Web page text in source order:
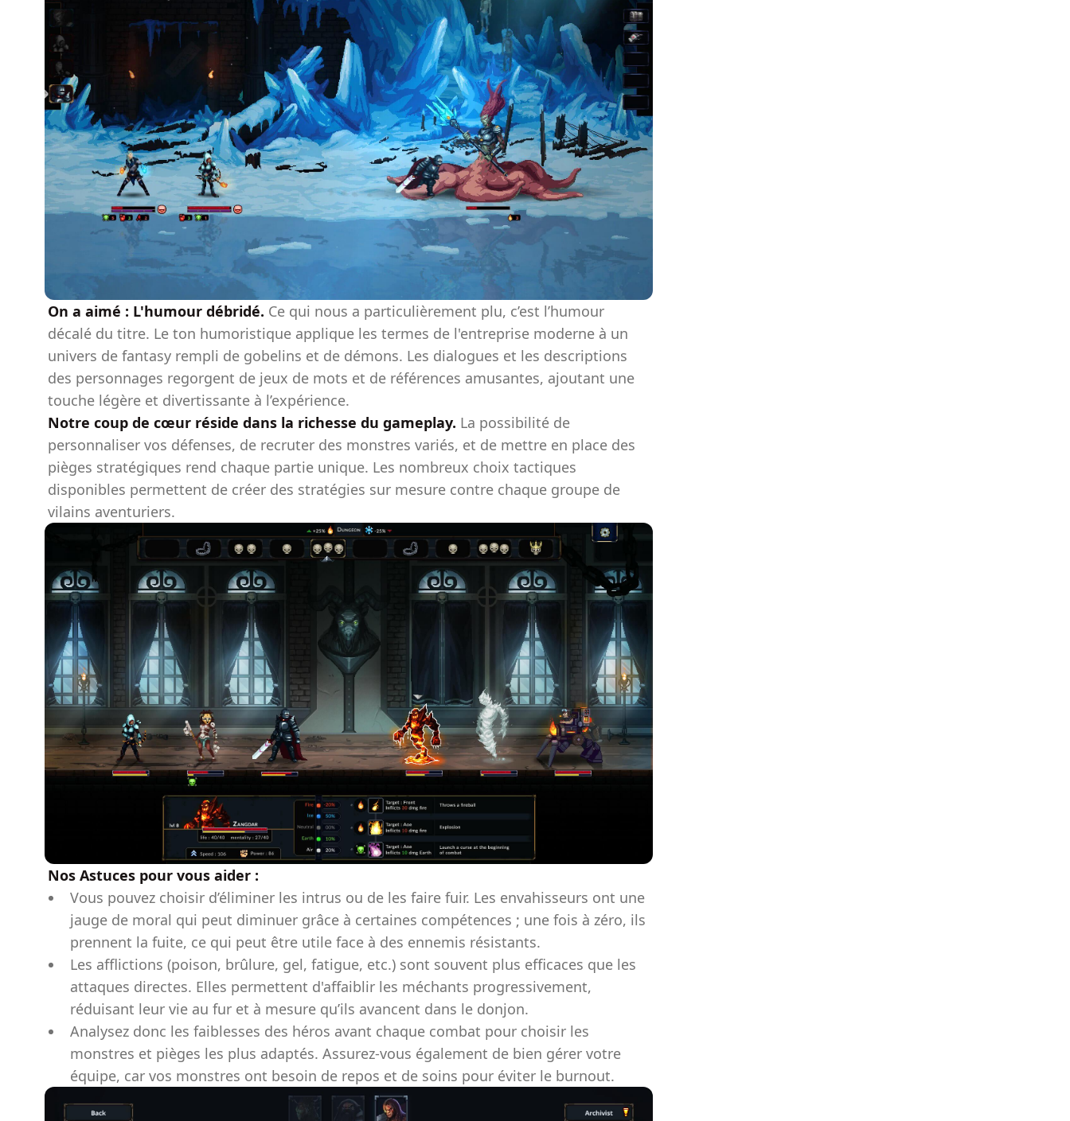
On a aimé : L'humour débridé. Ce qui nous a particulièrement plu, c’est l’humour
décalé du titre. Le ton humoristique applique les termes de l'entreprise moderne à un
univers de fantasy rempli de gobelins et de démons. Les dialogues et les descriptions
des personnages regorgent de jeux de mots et de références amusantes, ajoutant une
touche légère et divertissante à l’expérience.
Notre coup de cœur réside dans la richesse du gameplay. La possibilité de
personnaliser vos défenses, de recruter des monstres variés, et de mettre en place des
pièges stratégiques rend chaque partie unique. Les nombreux choix tactiques
disponibles permettent de créer des stratégies sur mesure contre chaque groupe de
vilains aventuriers.
Nos Astuces pour vous aider :
Vous pouvez choisir d’éliminer les intrus ou de les faire fuir. Les envahisseurs ont une
jauge de moral qui peut diminuer grâce à certaines compétences ; une fois à zéro, ils
prennent la fuite, ce qui peut être utile face à des ennemis résistants.
Les afflictions (poison, brûlure, gel, fatigue, etc.) sont souvent plus efficaces que les
attaques directes. Elles permettent d'affaiblir les méchants progressivement,
réduisant leur vie au fur et à mesure qu’ils avancent dans le donjon.
Analysez donc les faiblesses des héros avant chaque combat pour choisir les
monstres et pièges les plus adaptés. Assurez-vous également de bien gérer votre
équipe, car vos monstres ont besoin de repos et de soins pour éviter le burnout.